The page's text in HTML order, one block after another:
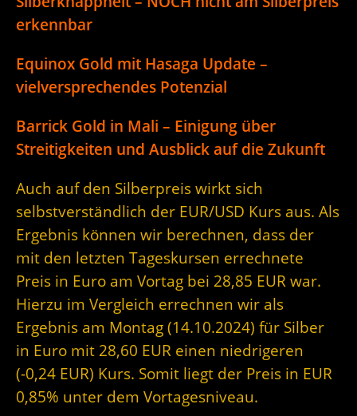
erkennbar
Equinox Gold mit Hasaga Update –
vielversprechendes Potenzial
Barrick Gold in Mali – Einigung über
Streitigkeiten und Ausblick auf die Zukunft
Auch auf den Silberpreis wirkt sich
selbstverständlich der EUR/USD Kurs aus. Als
Ergebnis können wir berechnen, dass der
mit den letzten Tageskursen errechnete
Preis in Euro am Vortag bei 28,85 EUR war.
Hierzu im Vergleich errechnen wir als
Ergebnis am Montag (14.10.2024) für Silber
in Euro mit 28,60 EUR einen niedrigeren
(-0,24 EUR) Kurs. Somit liegt der Preis in EUR
0,85% unter dem Vortagesniveau.